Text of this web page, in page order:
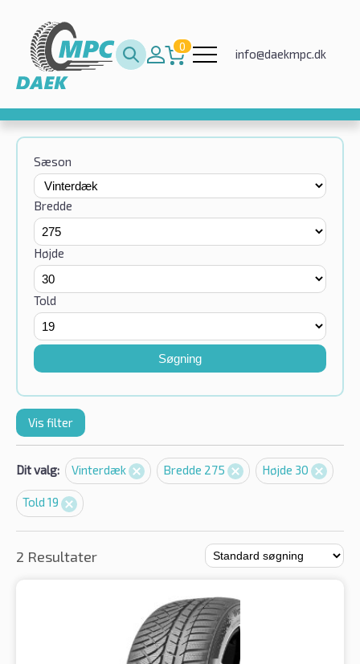
0
info@daekmpc.dk
Sæson
Bredde
Højde
Told
Søgning
Vis filter
Dit valg: Vinterdæk Bredde 275 Højde 30
Told 19
2 Resultater